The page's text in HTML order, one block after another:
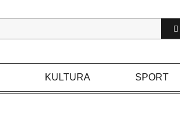
KULTURA SPORT